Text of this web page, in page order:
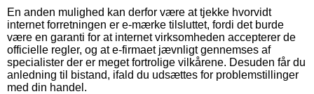
En anden mulighed kan derfor være at tjekke hvorvidt
internet forretningen er e-mærke tilsluttet, fordi det burde
være en garanti for at internet virksomheden accepterer de
officielle regler, og at e-firmaet jævnligt gennemses af
specialister der er meget fortrolige vilkårene. Desuden får du
anledning til bistand, ifald du udsættes for problemstillinger
med din handel.